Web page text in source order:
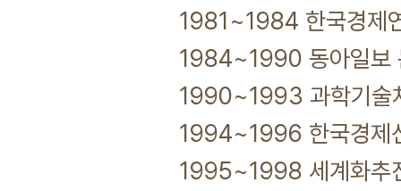
1981~1984 한국경제
1984~1990 동아일보
1990~1993 과학기술
1994~1996 한국경제
1995~1998 세계화추